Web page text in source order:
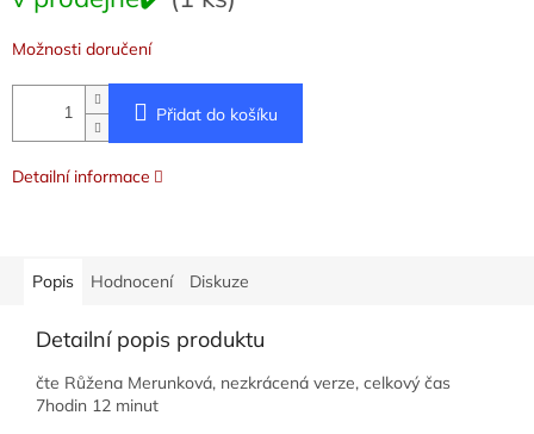
Možnosti doručení
Přidat do košíku
Detailní informace
Popis Hodnocení Diskuze
Detailní popis produktu
čte Růžena Merunková, nezkrácená verze, celkový čas
7hodin 12 minut